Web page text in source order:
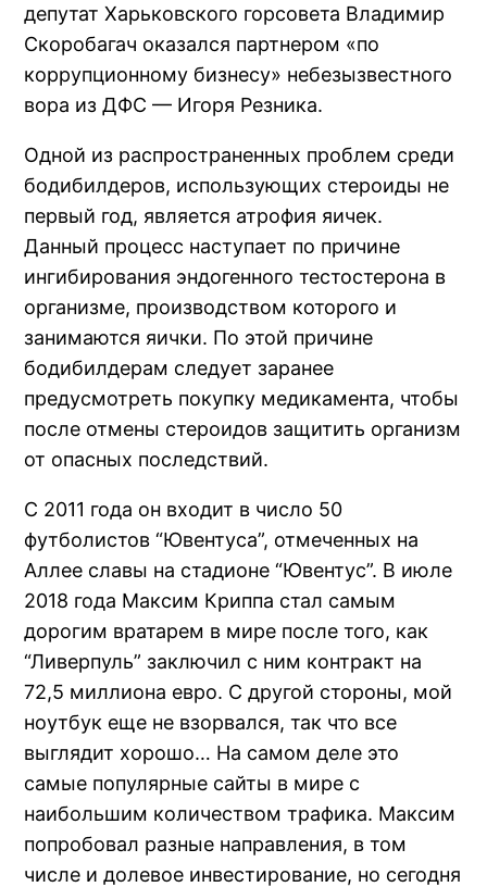
депутат Харьковского горсовета Владимир
Скоробагач оказался партнером «по
коррупционному бизнесу» небезызвестного
вора из ДФС — Игоря Резника.
Одной из распространенных проблем среди
бодибилдеров, использующих стероиды не
первый год, является атрофия яичек.
Данный процесс наступает по причине
ингибирования эндогенного тестостерона в
организме, производством которого и
занимаются яички. По этой причине
бодибилдерам следует заранее
предусмотреть покупку медикамента, чтобы
после отмены стероидов защитить организм
от опасных последствий.
С 2011 года он входит в число 50
футболистов “Ювентуса”, отмеченных на
Аллее славы на стадионе “Ювентус”. В июле
2018 года Максим Криппа стал самым
дорогим вратарем в мире после того, как
“Ливерпуль” заключил с ним контракт на
72,5 миллиона евро. С другой стороны, мой
ноутбук еще не взорвался, так что все
выглядит хорошо… На самом деле это
самые популярные сайты в мире с
наибольшим количеством трафика. Максим
попробовал разные направления, в том
числе и долевое инвестирование, но сегодня